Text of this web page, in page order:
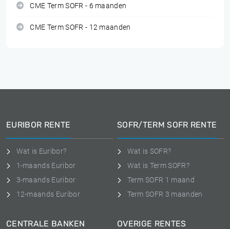
CME Term SOFR - 6 maanden
CME Term SOFR - 12 maanden
EURIBOR RENTE
Wat is Euribor?
1-maands Euribor
3-maands Euribor
12-maands Euribor
SOFR/TERM SOFR RENTE
Wat is SOFR?
Wat is Term SOFR?
Term SOFR 1 maand
Term SOFR 3 maanden
CENTRALE BANKEN OVERIGE RENTES